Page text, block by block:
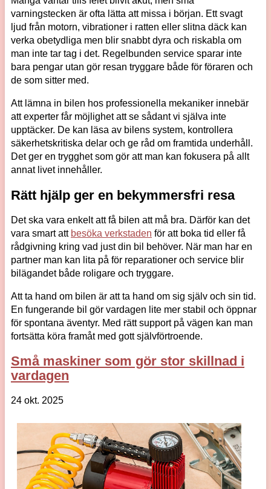
varningstecken är ofta lätta att missa i början. Ett svagt
ljud från motorn, vibrationer i ratten eller slitna däck kan
verka obetydliga men blir snabbt dyra och riskabla om
man inte tar tag i det. Regelbunden service sparar inte
bara pengar utan gör resan tryggare både för föraren och
de som sitter med.
Att lämna in bilen hos professionella mekaniker innebär
att experter får möjlighet att se sådant vi själva inte
upptäcker. De kan läsa av bilens system, kontrollera
säkerhetskritiska delar och ge råd om framtida underhåll.
Det ger en trygghet som gör att man kan fokusera på allt
annat livet innehåller.
Rätt hjälp ger en bekymmersfri resa
Det ska vara enkelt att få bilen att må bra. Därför kan det
vara smart att besöka verkstaden för att boka tid eller få
rådgivning kring vad just din bil behöver. När man har en
partner man kan lita på för reparationer och service blir
bilägandet både roligare och tryggare.
Att ta hand om bilen är att ta hand om sig själv och sin tid.
En fungerande bil gör vardagen lite mer stabil och öppnar
för spontana äventyr. Med rätt support på vägen kan man
fortsätta köra framåt med gott självförtroende.
Små maskiner som gör stor skillnad i
vardagen
24 okt. 2025